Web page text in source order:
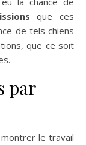
que ces
de tels chiens
que ce soit
par
le travail